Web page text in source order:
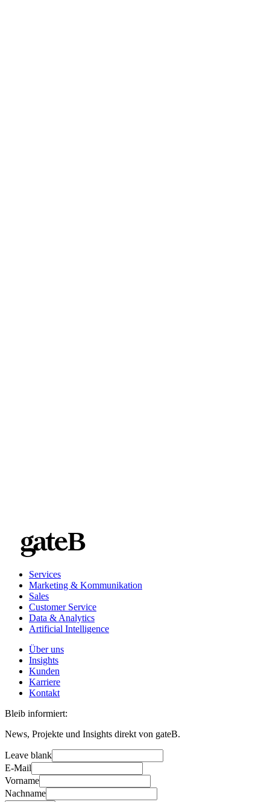
Services
Marketing & Kommunikation
Sales
Customer Service
Data & Analytics
Artificial Intelligence
Über uns
Insights
Kunden
Karriere
Kontakt
Bleib informiert:
News, Projekte und Insights direkt von gateB.
Leave blank
E-Mail
Vorname
Nachname